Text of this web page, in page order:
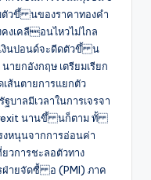
ตัวขึ้ นของราคาทองคํา
งเคลือนไหวไม่ไกล
เงินปอนด์จะดีดตัวขึ้ น
ายกอังกฤษ เตรียมเรียก
ส้นตายการแยกตัว
ฐบาลมีเวลาในการเจรจา
นานขึ้ นก็ตาม ทั้
หนุนจากการอ่อนค่า
วการชะลอตัวทาง
ฝ่ายจัดซื้ อ (PMI) ภาค